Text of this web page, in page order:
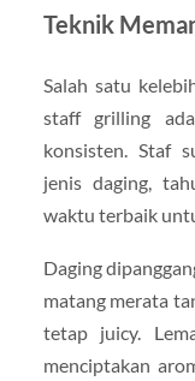
Teknik
Salah satu
staff grilling
konsisten. Staf
jenis daging,
waktu terbaik
Daging
matang merata
tetap juicy.
menciptakan